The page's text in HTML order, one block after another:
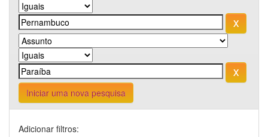
Iniciar uma nova pesquisa
Adicionar filtros: